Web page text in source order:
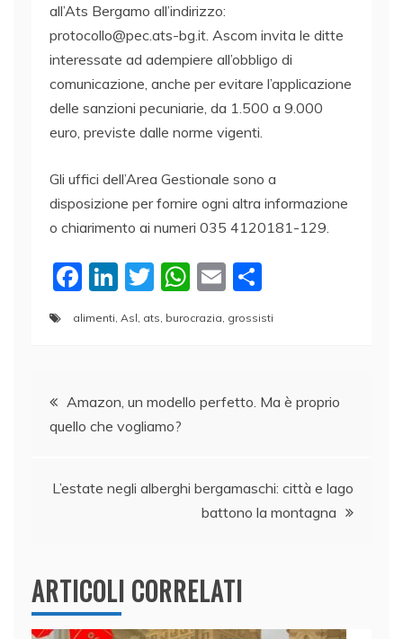
all’Ats Bergamo all’indirizzo:
protocollo@pec.ats-bg.it. Ascom invita le ditte
interessate ad adempiere all’obbligo di
comunicazione, anche per evitare l’applicazione
delle sanzioni pecuniarie, da 1.500 a 9.000
euro, previste dalle norme vigenti.
Gli uffici dell’Area Gestionale sono a
disposizione per fornire ogni altra informazione
o chiarimento ai numeri 035 4120181-129.
F
a
c
b
o
k
Li
n
k
dI
n
T
w
itt
W
at
A
p
E
ai
o
n
vi
alimenti Asl ats burocrazia grossisti
Navigazione
articoli
Amazon, un modello perfetto. Ma è proprio
quello che vogliamo?
L’estate negli alberghi bergamaschi: città e lago
battono la montagna
ARTICOLI CORRELATI